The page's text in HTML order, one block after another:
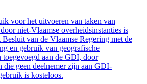
voor het uitvoeren van taken van
niet-Vlaamse overheidsinstanties is
Besluit van de Vlaamse Regering met de
en gebruik van geografische
toegevoegd aan de GDI, door
die geen deelnemer zijn aan GDI-
is kosteloos.